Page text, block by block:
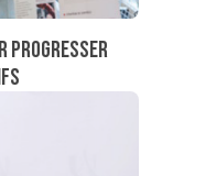
progresser